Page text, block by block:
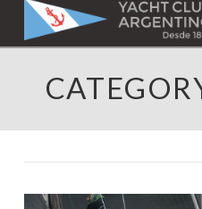
ESCUELA
YACHT
CLUB